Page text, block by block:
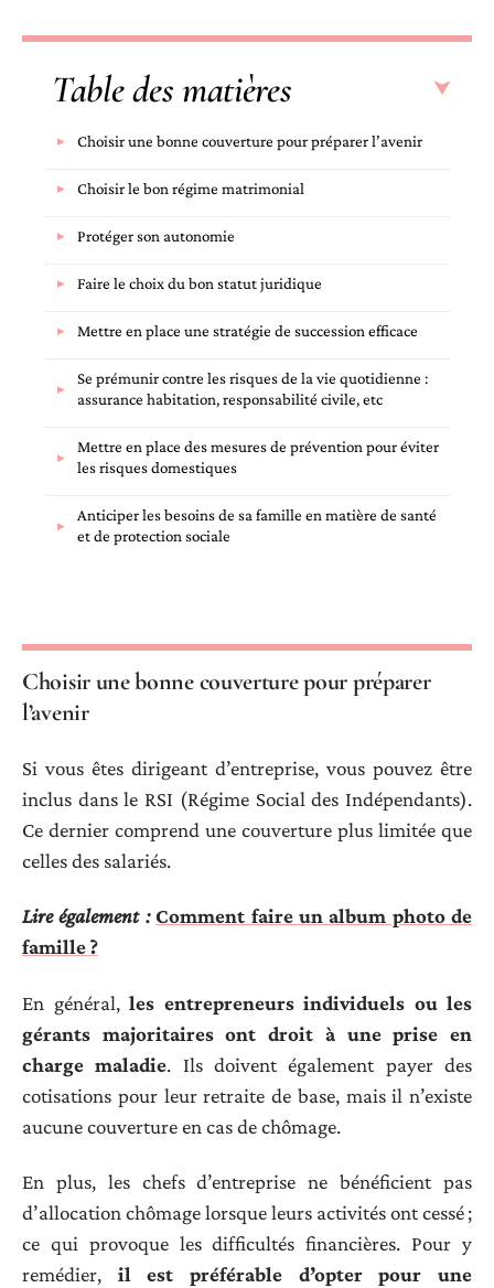
Table des matières
Choisir une bonne couverture pour préparer l’avenir
Choisir le bon régime matrimonial
Protéger son autonomie
Faire le choix du bon statut juridique
Mettre en place une stratégie de succession efficace
Se prémunir contre les risques de la vie quotidienne :
assurance habitation, responsabilité civile, etc
Mettre en place des mesures de prévention pour éviter
les risques domestiques
Anticiper les besoins de sa famille en matière de santé
et de protection sociale
Choisir une bonne couverture pour préparer
l’avenir
Si vous êtes dirigeant d’entreprise, vous pouvez être
inclus dans le RSI (Régime Social des Indépendants).
Ce dernier comprend une couverture plus limitée que
celles des salariés.
Lire également : Comment faire un album photo de
famille ?
En général, les entrepreneurs individuels ou les
gérants majoritaires ont droit à une prise en
charge maladie. Ils doivent également payer des
cotisations pour leur retraite de base, mais il n’existe
aucune couverture en cas de chômage.
En plus, les chefs d’entreprise ne bénéficient pas
d’allocation chômage lorsque leurs activités ont cessé ;
ce qui provoque les difficultés financières. Pour y
remédier, il est préférable d’opter pour une